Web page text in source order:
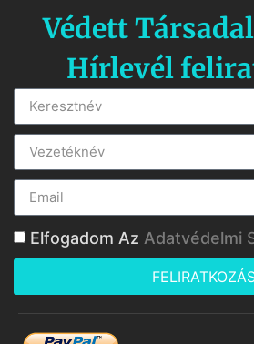
Védett
Hírlevél
Elfogadom Az Adatvédelmi